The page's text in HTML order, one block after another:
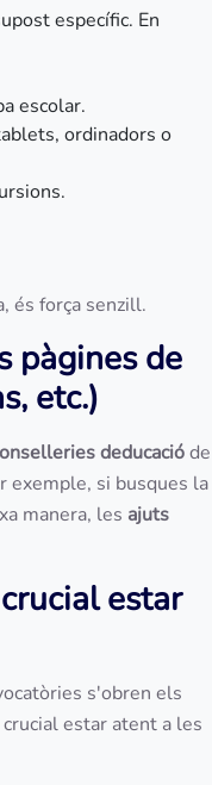
específic. En
escolar.
ordinadors o
és força senzill.
pàgines de
etc.)
deducacióde
exemple, si busques la
manera, les ajuts
estar
s'obren els
estar atent a les